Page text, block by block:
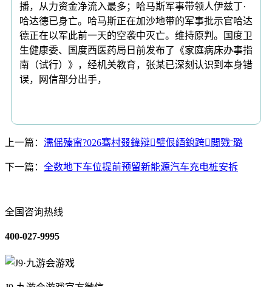
播，从力资金净流入最多；哈马斯军事带领人伊兹丁·
哈达德已身亡。哈马斯正在加沙地带的军事批示官哈达
德正在以军此前一天的空袭中灭亡。维持原判。国度卫
生健康委、国度西医药局日前发布了《家庭病床办事指
南（试行）》，经机关教育，张某已深刻认识到本身错
误，网信部分出手，
上一篇： 濡傜殝甯?026骞村叕鍏辩璧佷綇鎴跨閲戣ˉ璐
下一篇： 全数地下车位提前预留新能源汽车充电桩安拆
全国咨询热线
400-027-9995